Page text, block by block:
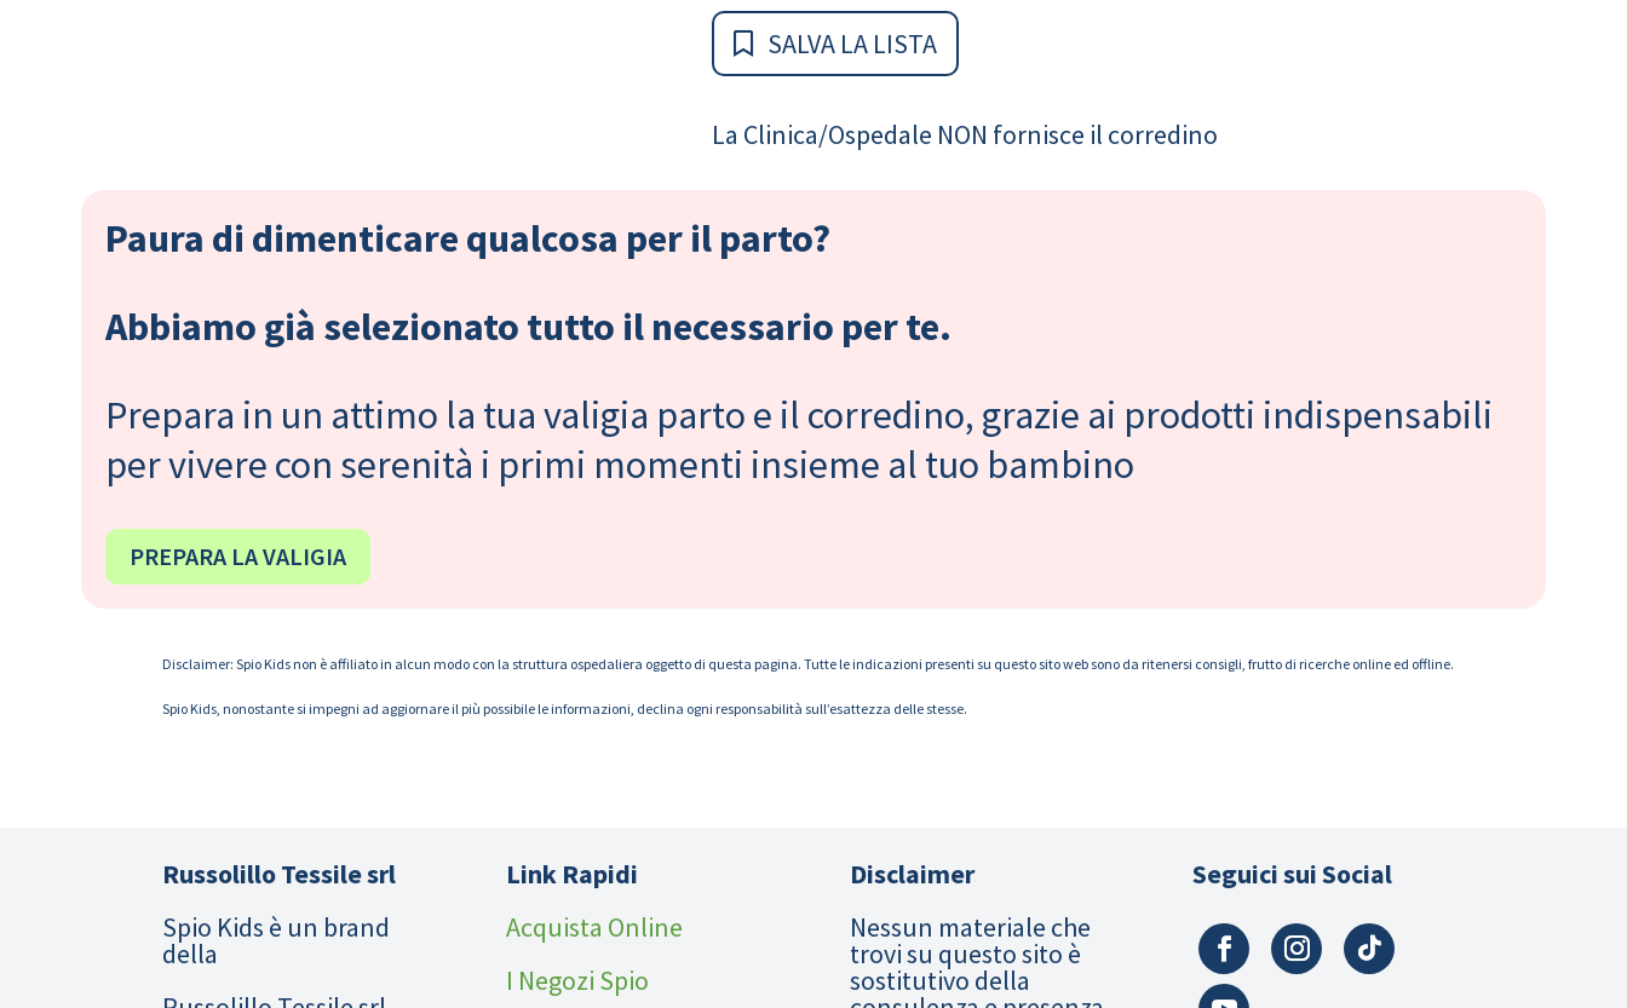
SALVA LA LISTA
La Clinica/Ospedale NON fornisce il corredino
Paura di dimenticare qualcosa per il parto?
Abbiamo già selezionato tutto il necessario per te.
Prepara in un attimo la tua valigia parto e il corredino, grazie ai prodotti indispensabili
per vivere con serenità i primi momenti insieme al tuo bambino
PREPARA LA VALIGIA
Disclaimer: Spio Kids non è affiliato in alcun modo con la struttura ospedaliera oggetto di questa pagina. Tutte le indicazioni presenti su questo sito web sono da ritenersi consigli, frutto di ricerche online ed offline.
Spio Kids, nonostante si impegni ad aggiornare il più possibile le informazioni, declina ogni responsabilità sull’esattezza delle stesse.
Russolillo Tessile srl
Spio Kids è un brand
della
Link Rapidi
Acquista Online
I Negozi Spio
Disclaimer
Nessun materiale che
trovi su questo sito è
sostitutivo della
Seguici sui Social